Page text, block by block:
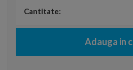
Cantitate:
Adauga in